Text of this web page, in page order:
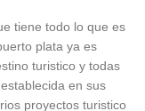
tiene todo lo que es
plata ya es
turistico y todas
en sus
proyectos turistico